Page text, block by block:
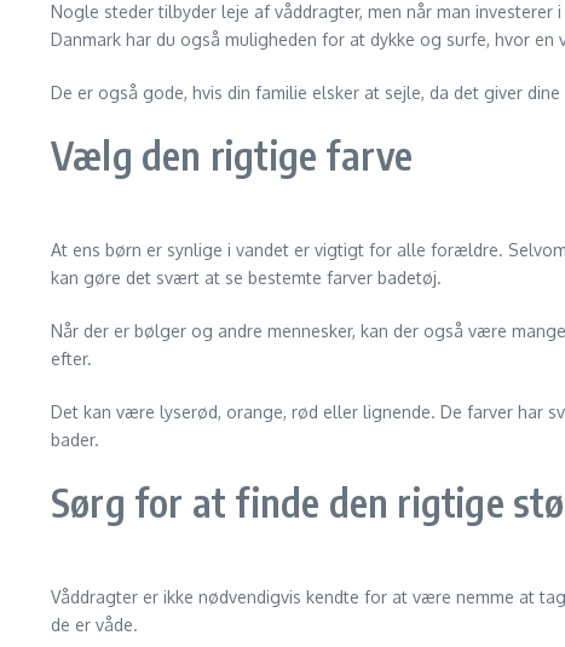
Nogle steder tilbyder leje af våddragter, men når man
Danmark har du også muligheden for at dykke og surfe, hvor en
De er også gode, hvis din familie elsker at sejle, da det giver
Vælg den rigtige farve
At ens børn er synlige i vandet er vigtigt for alle forældre.
kan gøre det svært at se bestemte farver badetøj.
Når der er bølger og andre mennesker, kan der også være
efter.
Det kan være lyserød, orange, rød eller lignende. De farver har
bader.
Sørg for at finde den rigtige
Våddragter er ikke nødvendigvis kendte for at være nemme at
de er våde.